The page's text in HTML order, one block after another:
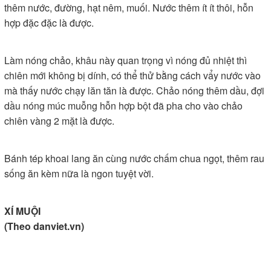
thêm nước, đường, hạt nêm, muối. Nước thêm ít ít thôi, hỗn
hợp đặc đặc là được.
Làm nóng chảo, khâu này quan trọng vì nóng đủ nhiệt thì
chiên mới không bị dính, có thể thử bằng cách vẩy nước vào
mà thấy nước chạy lăn tăn là được. Chảo nóng thêm dầu, đợi
dầu nóng múc muỗng hỗn hợp bột đã pha cho vào chảo
chiên vàng 2 mặt là được.
Bánh tép khoai lang ăn cùng nước chấm chua ngọt, thêm rau
sống ăn kèm nữa là ngon tuyệt vời.
XÍ MUỘI
(Theo danviet.vn)